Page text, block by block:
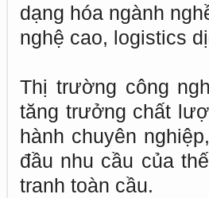
dạng hóa ngành
nghệ cao, logistics
Thị trường công
tăng trưởng chất
hành chuyên
đầu nhu cầu của
tranh toàn cầu.